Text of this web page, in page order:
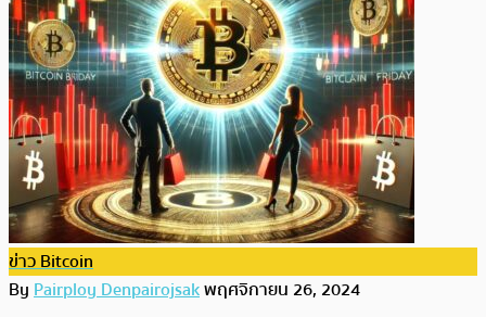
ข่าว Bitcoin
ByPairploy Denpairojsakพฤศจิกายน 26, 2024